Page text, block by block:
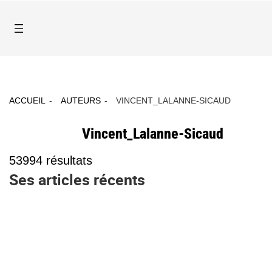
ACCUEIL AUTEURS VINCENT_LALANNE-SICAUD
Vincent_Lalanne-Sicaud
53994 résultats
Ses articles récents